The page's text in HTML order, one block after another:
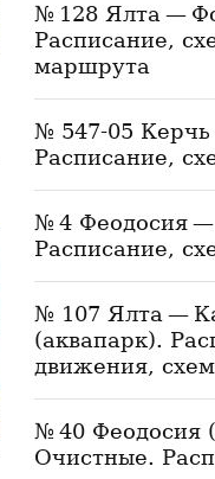
№ 128 Ялта —
Расписание,
маршрута
№ 547-05
Расписание,
№ 4 Феодосия
Расписание,
№ 107 Ялта —
(аквапарк).
движения,
№ 40 Феодосия
Очистные.